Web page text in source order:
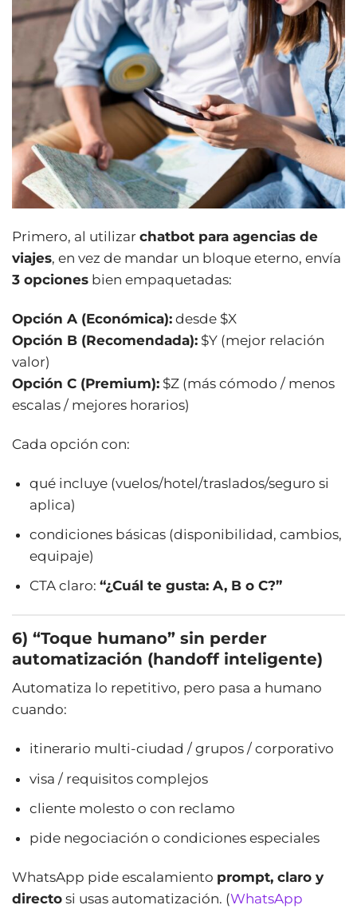
Primero, al utilizar chatbot para agencias de
viajes, en vez de mandar un bloque eterno, envía
3 opciones bien empaquetadas:
Opción A (Económica): desde $X
Opción B (Recomendada): $Y (mejor relación
valor)
Opción C (Premium): $Z (más cómodo / menos
escalas / mejores horarios)
Cada opción con:
qué incluye (vuelos/hotel/traslados/seguro si
aplica)
condiciones básicas (disponibilidad, cambios,
equipaje)
CTA claro:“¿Cuál te gusta: A, B o C?”
6) “Toque humano” sin perder
automatización (handoff inteligente)
Automatiza lo repetitivo, pero pasa a humano
cuando:
itinerario multi-ciudad / grupos / corporativo
visa / requisitos complejos
cliente molesto o con reclamo
pide negociación o condiciones especiales
WhatsApp pide escalamiento prompt, claro y
directo si usas automatización. (WhatsApp